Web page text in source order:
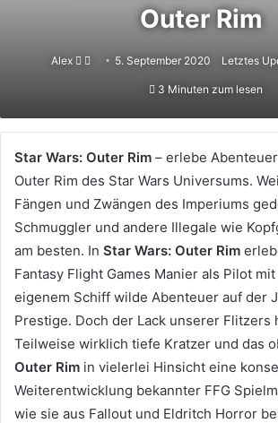
Outer Rim
Alex
Follow
Sende5. September 2020 Letztes
3 Minuten zum lesen
Star Wars: Outer Rim – erlebe
Outer Rim des Star Wars Universums.
Fängen und Zwängen des Imperiums
Schmuggler und andere Illegale wie
am besten. In Star Wars: Outer Rim
Fantasy Flight Games Manier als Pilot
eigenem Schiff wilde Abenteuer auf der
Prestige. Doch der Lack unserer Flitzers
Teilweise wirklich tiefe Kratzer und das
Outer Rim in vielerlei Hinsicht eine
Weiterentwicklung bekannter FFG
wie sie aus Fallout und Eldritch Horror